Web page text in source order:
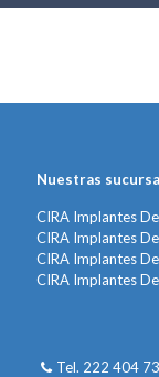
Nuestras
CIRA Implantes
CIRA Implantes
CIRA Implantes
CIRA Implantes
Tel. 222 404